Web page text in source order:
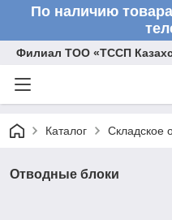
По наличию
Филиал ТОО «ТССП
Каталог Складское
Отводные блоки